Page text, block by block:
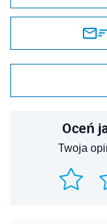
Oceń
Twoja